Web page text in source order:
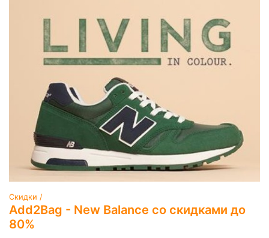
Скидки /
Add2Bag - New Balance со скидками до
80%